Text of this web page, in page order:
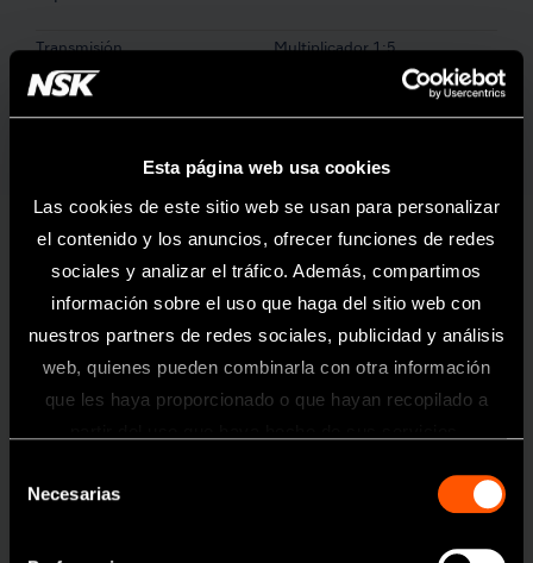
Esta página web usa cookies
Las cookies de este sitio web se usan para personalizar
el contenido y los anuncios, ofrecer funciones de redes
sociales y analizar el tráfico. Además, compartimos
información sobre el uso que haga del sitio web con
nuestros partners de redes sociales, publicidad y análisis
web, quienes pueden combinarla con otra información
que les haya proporcionado o que hayan recopilado a
Necesarias
página web está dirigida exclusivamente
Transmisión Multiplicador 1:5
Para
Spray Quattro
Material del cuerpo Titanio
Revestimiento del cuerpo DURAGRIP
Velocidad Máx 200,000 min -1
Spray de Agua Externo Rodamientos de Cerámica
Sistema de Cabezal Limpio Portafresas Push Botton